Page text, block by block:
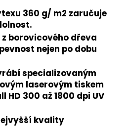
360 g/ m2 zaručuje
borovicového dřeva
nejen po dobu
specializovaným
laserovým tiskem
HD 300 až 1800 dpi UV
kvality